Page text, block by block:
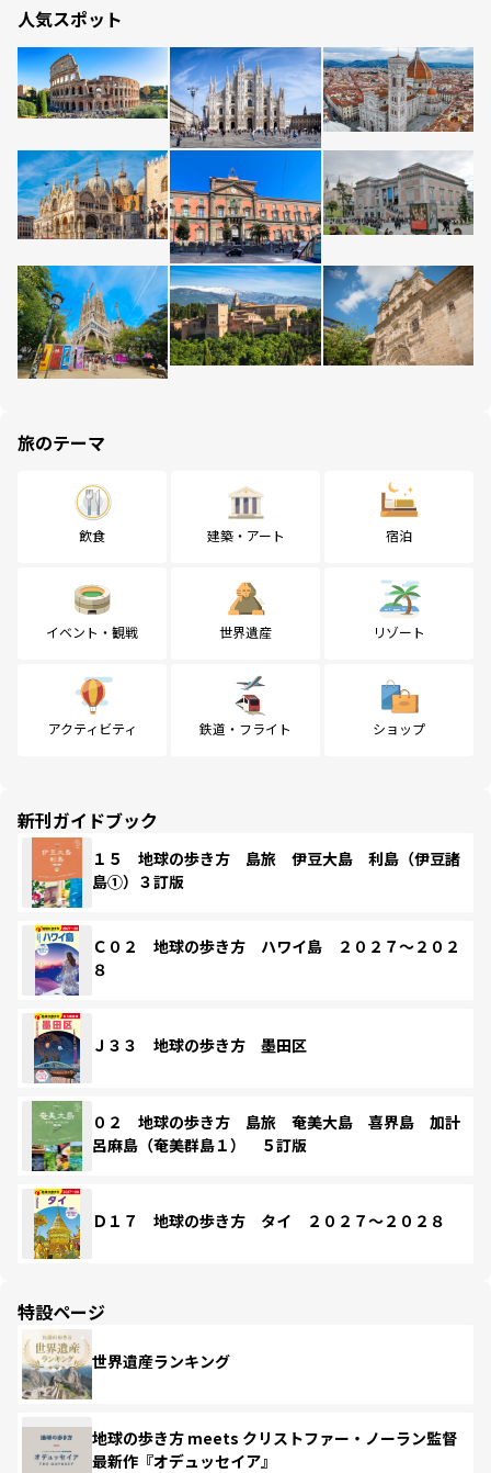
人気スポット
旅のテーマ
飲食 建築・アート 宿泊
イベント・観戦 世界遺産 リゾート
アクティビティ 鉄道・フライト ショップ
新刊ガイドブック
１５ 地球の歩き方 島旅 伊豆大島 利島（伊豆諸
島①）３訂版
Ｃ０２ 地球の歩き方 ハワイ島 ２０２７～２０２
８
Ｊ３３ 地球の歩き方 墨田区
０２ 地球の歩き方 島旅 奄美大島 喜界島 加計
呂麻島（奄美群島１） ５訂版
Ｄ１７ 地球の歩き方 タイ ２０２７～２０２８
特設ページ
世界遺産ランキング
地球の歩き方 meets クリストファー・ノーラン監督
最新作『オデュッセイア』